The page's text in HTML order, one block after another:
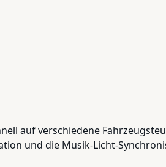
auf verschiedene
und die Musik-Licht-